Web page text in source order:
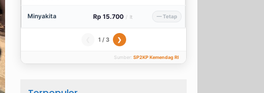
Minyakita Rp 15.700 / lt — Tetap
1 / 3 ❯
Sumber: SP2KP Kemendag RI